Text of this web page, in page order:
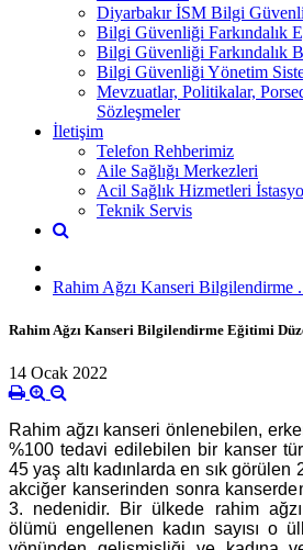
Diyarbakır İSM Bilgi
Bilgi Güvenliği Farkındalık
Bilgi Güvenliği Farkındalık
Bilgi Güvenliği Yönetim
Mevzuatlar, Politikalar,
Sözleşmeler
İletişim
Telefon Rehberimiz
Aile Sağlığı Merkezleri
Acil Sağlık Hizmetleri
Teknik Servis
Rahim Ağzı Kanseri Bilgilendirme
Rahim Ağzı Kanseri Bilgilendirme Eğitimi
14 Ocak 2022
Rahim ağzı kanseri önlenebilen,
%100 tedavi edilebilen bir kanser
45 yaş altı kadınlarda en sık görülen
akciğer kanserinden sonra
3. nedenidir. Bir ülkede rahim
ölümü engellenen kadın sayısı o